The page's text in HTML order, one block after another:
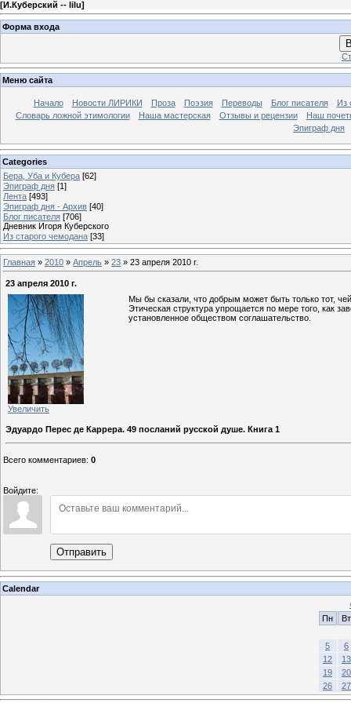
[И.Куберский -- lilu]
Форма входа
Меню сайта
Начало Новости ЛИРИКИ Проза Поэзия Переводы Блог писателя
Из
Словарь ложной этимологии
Наша мастерская Отзывы и рецензии
Наш
Эпиграф дня
Categories
Бера, Уба и Кубера [62]
Эпиграф дня [1]
Лента [493]
Эпиграф дня - Архив [40]
Блог писателя [706]
Дневник Игоря Куберского
Из старого чемодана [33]
Главная » 2010 » Апрель » 23 » 23 апреля 2010 г.
23 апреля 2010 г.
Увеличить
Мы бы сказали, что добрым может быть только тот,
Этическая структура упрощается по мере того, как
установленное обществом соглашательство.
Эдуардо Перес де Каррера. 49 посланий русской душе. Книга 1
Всего комментариев: 0
Войдите:
Отправить
Calendar
Пн
Вт
5
6
12
13
19
20
26
27